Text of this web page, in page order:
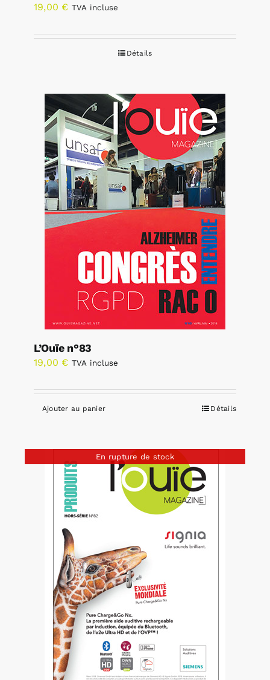
19,00 € TVA incluse
Détails
L’Ouïe n°83
19,00 € TVA incluse
Ajouter au panier Détails
En rupture de stock